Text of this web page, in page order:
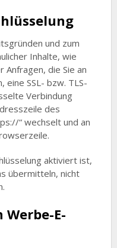
und zum
Inhalte, wie
Anfragen, die Sie an
eine SSL- bzw. TLS-
Verbindung
des
“ wechselt und an
aktiviert ist,
übermitteln, nicht
E-